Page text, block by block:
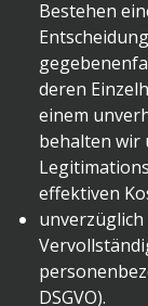
Bestehen
deren
einem
behalten wir
effektiven
DSGVO).